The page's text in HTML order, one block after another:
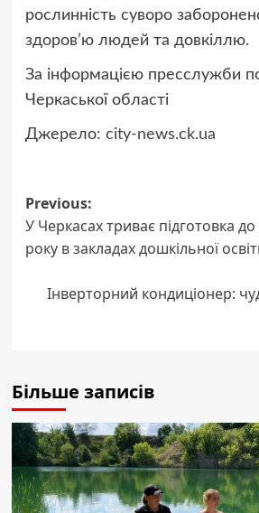
рослинність суворо
здоров’ю людей та довкіллю.
За інформацією пресслужби
Черкаської області
Джерело: city-news.ck.ua
Post
navigation
Previous:
У Черкасах триває підготовка
року в закладах дошкільної
Інверторний кондиціонер:
Більше записів